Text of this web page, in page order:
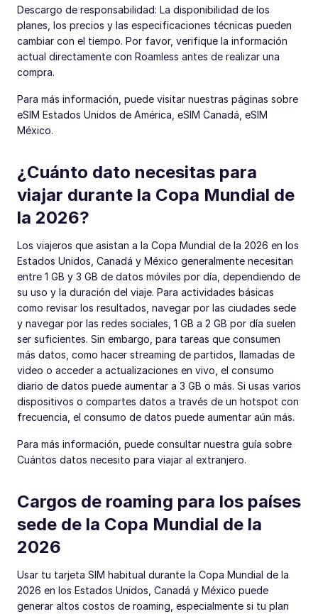
Descargo de responsabilidad: La disponibilidad de los
planes, los precios y las especificaciones técnicas pueden
cambiar con el tiempo. Por favor, verifique la información
actual directamente con Roamless antes de realizar una
compra.
Para más información, puede visitar nuestras páginas sobre
eSIM Estados Unidos de América, eSIM Canadá, eSIM
México.
¿Cuánto dato necesitas para
viajar durante la Copa Mundial de
la 2026?
Los viajeros que asistan a la Copa Mundial de la 2026 en los
Estados Unidos, Canadá y México generalmente necesitan
entre 1 GB y 3 GB de datos móviles por día, dependiendo de
su uso y la duración del viaje. Para actividades básicas
como revisar los resultados, navegar por las ciudades sede
y navegar por las redes sociales, 1 GB a 2 GB por día suelen
ser suficientes. Sin embargo, para tareas que consumen
más datos, como hacer streaming de partidos, llamadas de
video o acceder a actualizaciones en vivo, el consumo
diario de datos puede aumentar a 3 GB o más. Si usas varios
dispositivos o compartes datos a través de un hotspot con
frecuencia, el consumo de datos puede aumentar aún más.
Para más información, puede consultar nuestra guía sobre
Cuántos datos necesito para viajar al extranjero.
Cargos de roaming para los países
sede de la Copa Mundial de la
2026
Usar tu tarjeta SIM habitual durante la Copa Mundial de la
2026 en los Estados Unidos, Canadá y México puede
generar altos costos de roaming, especialmente si tu plan